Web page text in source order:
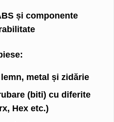
și componente
metal și zidărie
(biti) cu diferite
Hex etc.)